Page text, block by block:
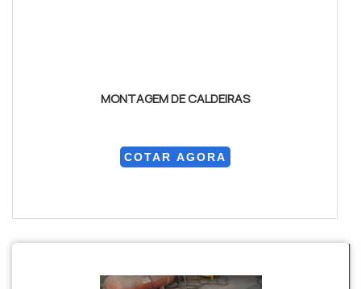
MONTAGEM DE CALDEIRAS
COTAR AGORA